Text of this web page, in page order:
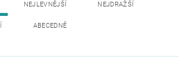
NEJLEVNĚJŠÍ NEJDRAŽŠÍ
ABECEDNĚ